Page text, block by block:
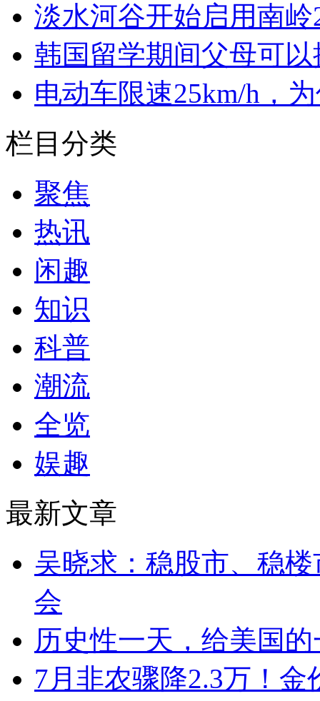
淡水河谷开始启用南
韩国留学期间父母可
电动车限速25km/h，
栏目分类
聚焦
热讯
闲趣
知识
科普
潮流
全览
娱趣
最新文章
吴晓求：稳股市、稳
会
历史性一天，给美国
7月非农骤降2.3万！